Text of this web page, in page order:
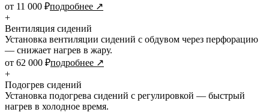
от 11 000 ₽подробнее ↗
+
Вентиляция сидений
Установка вентиляции сидений с обдувом через перфорацию
— снижает нагрев в жару.
от 62 000 ₽подробнее ↗
+
Подогрев сидений
Установка подогрева сидений с регулировкой — быстрый
нагрев в холодное время.